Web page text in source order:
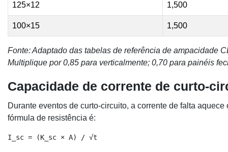
125×12 1,500
100×15 1,500
Fonte: Adaptado das tabelas de referência de ampacidade
Multiplique por 0,85 para verticalmente; 0,70 para painéis
Capacidade de corrente de curto-
Durante eventos de curto-circuito, a corrente de falta
fórmula de resistência é:
I_sc = (K_sc × A) / √t